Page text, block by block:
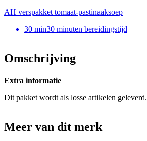
AH verspakket tomaat-pastinaaksoep
30 min30 minuten bereidingstijd
Omschrijving
Extra informatie
Dit pakket wordt als losse artikelen geleverd.
Meer van dit merk